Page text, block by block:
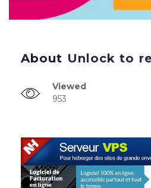
About Unlock to
Viewed
953